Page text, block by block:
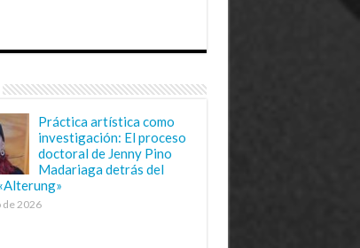
Práctica artística como
investigación: El proceso
doctoral de Jenny Pino
Madariaga detrás del
de 2026